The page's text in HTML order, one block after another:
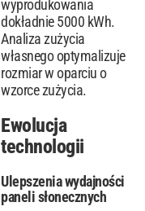
wyprodukowania
dokładnie 5000 kWh.
Analiza zużycia
własnego optymalizuje
rozmiar w oparciu o
wzorce zużycia.
Ewolucja
technologii
Ulepszenia wydajności
paneli słonecznych